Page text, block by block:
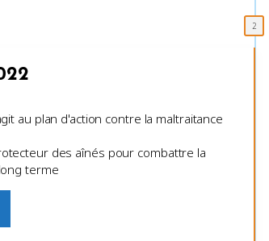
au plan d'action contre la maltraitance
des aînés pour combattre la
terme